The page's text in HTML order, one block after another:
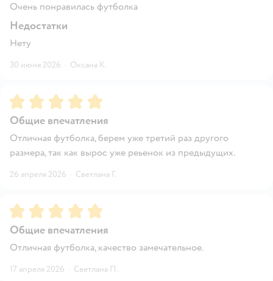
Очень понравилась футболка
Недостатки
Нету
30 июня 2026 · Оксана К.
Рейтинг:5
Общие впечатления
Отличная футболка, берем уже третий раз другого
размера, так как вырос уже реьенок из предыдущих.
26 апреля 2026 · Светлана Г.
Рейтинг:5
Общие впечатления
Отличная футболка, качество замечательное.
17 апреля 2026 · Светлана П.